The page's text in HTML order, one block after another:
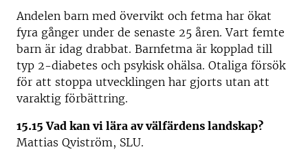
Andelen barn med övervikt och fetma har ökat
fyra gånger under de senaste 25 åren. Vart femte
barn är idag drabbat. Barnfetma är kopplad till
typ 2-diabetes och psykisk ohälsa. Otaliga försök
för att stoppa utvecklingen har gjorts utan att
varaktig förbättring.
15.15 Vad kan vi lära av välfärdens landskap?
Mattias Qviström, SLU.